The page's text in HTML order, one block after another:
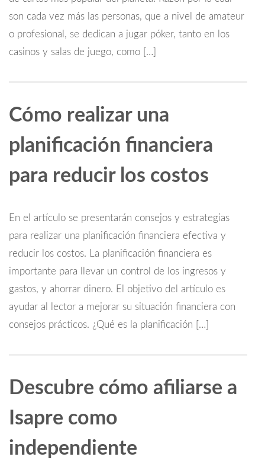
son cada vez más las personas, que a nivel de amateur
o profesional, se dedican a jugar póker, tanto en los
casinos y salas de juego, como […]
Cómo realizar una
planificación financiera
para reducir los costos
En el artículo se presentarán consejos y estrategias
para realizar una planificación financiera efectiva y
reducir los costos. La planificación financiera es
importante para llevar un control de los ingresos y
gastos, y ahorrar dinero. El objetivo del artículo es
ayudar al lector a mejorar su situación financiera con
consejos prácticos. ¿Qué es la planificación […]
Descubre cómo afiliarse a
Isapre como
independiente